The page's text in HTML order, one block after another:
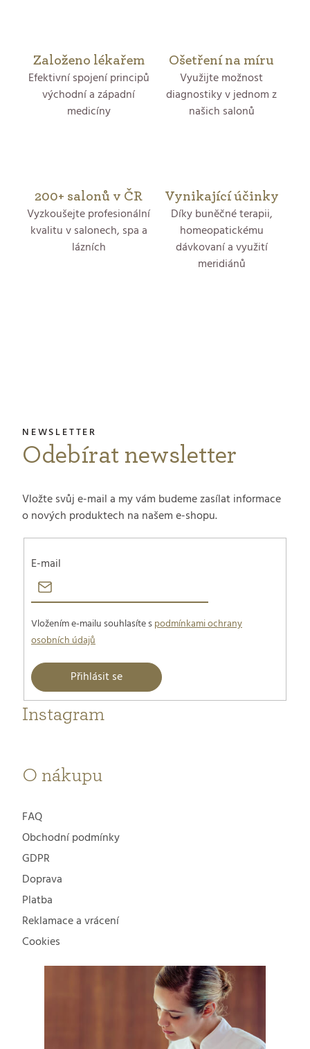
Založeno lékařem
Efektivní spojení principů
východní a západní
medicíny
Ošetření na míru
Využijte možnost
diagnostiky v jednom z
našich salonů
200+ salonů v ČR
Vyzkoušejte profesionální
kvalitu v salonech, spa a
lázních
Vynikající účinky
Díky buněčné terapii,
homeopatickému
dávkovaní a využití
meridiánů
Odebírat newsletter
Vložte svůj e-mail a my vám budeme zasílat informace
o nových produktech na našem e-shopu.
E-mail
Vložením e-mailu souhlasíte spodmínkami ochrany
osobních údajů
Přihlásit se
Instagram
O nákupu
FAQ
Obchodní podmínky
GDPR
Doprava
Platba
Reklamace a vrácení
Cookies